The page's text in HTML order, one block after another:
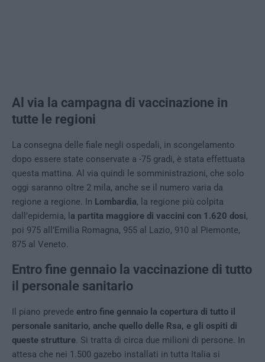
Al via la campagna di vaccinazione in
tutte le regioni
La consegna delle fiale negli ospedali, in scongelamento
dopo essere state conservate a -75 gradi, è stata effettuata
questa mattina. Al via quindi le somministrazioni, che solo
oggi saranno oltre 2 mila, anche se il numero varia da
regione a regione. In Lombardia, la regione più colpita
dall’epidemia, l a partita maggiore di vaccini con 1.620 dosi,
poi 975 all’Emilia Romagna, 955 al Lazio, 910 al Piemonte,
875 al Veneto.
Entro fine gennaio la vaccinazione di tutto
il personale sanitario
Il piano prevede entro fine gennaio la copertura di tutto il
personale sanitario, anche quello delle Rsa, e gli ospiti di
queste strutture. Si tratta di circa due milioni di persone. In
attesa che nei 1.500 gazebo installati in tutta Italia si